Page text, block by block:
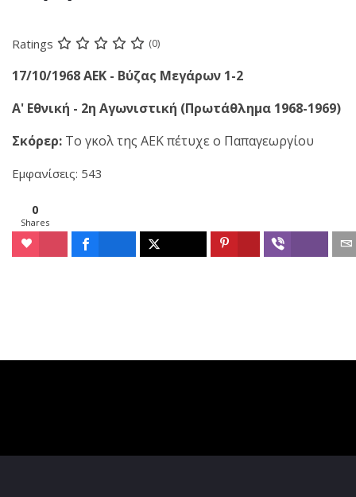
Ratings (0)
17/10/1968 AEK - Βύζας Μεγάρων 1-2
Α' Εθνική - 2η Αγωνιστική (Πρωτάθλημα 1968-1969)
Σκόρερ: Το γκολ της ΑΕΚ πέτυχε ο Παπαγεωργίου
Εμφανίσεις: 543
0
Shares